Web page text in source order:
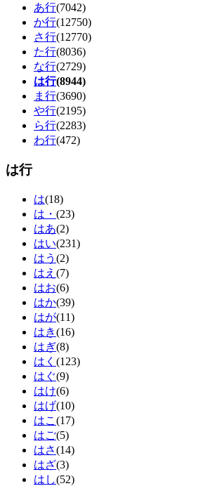
あ行(7042)
か行(12750)
さ行(12770)
た行(8036)
な行(2729)
は行(8944)
ま行(3690)
や行(2195)
ら行(2283)
わ行(472)
は行
は(18)
は・ (23)
はあ(2)
はい(231)
はう (2)
はえ (7)
はお(6)
はか(39)
はが(11)
はき(16)
はぎ(8)
はく (123)
はぐ(9)
はけ(6)
はげ(10)
はこ (17)
はご(5)
はさ(14)
はざ(3)
はし(52)